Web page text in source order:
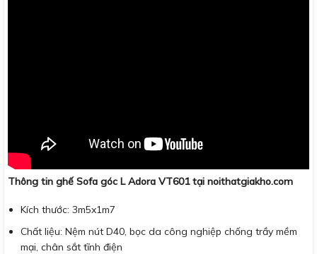
Thông tin ghế Sofa góc L Adora VT601 tại noithatgiakho.com
Kích thước: 3m5x1m7
Chất liệu: Nệm nút D40, bọc da công nghiệp chống trầy mềm
mại, chân sắt tĩnh điện